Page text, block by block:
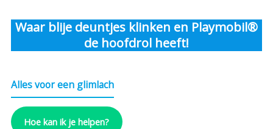
Waar blije deuntjes klinken en Playmobil®
de hoofdrol heeft!
Alles voor een glimlach
Hoe kan ik je helpen?